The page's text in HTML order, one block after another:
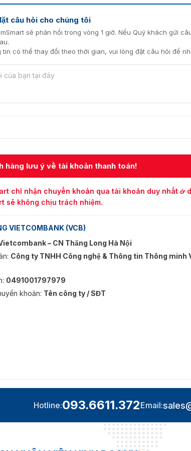
câu hỏi cho chúng tôi
sẽ phản hồi trong vòng 1 giờ. Nếu Quý khách gửi
tin có thể thay đổi theo thời gian, vui lòng đặt câu hỏi để
hàng lưu ý về tài khoản thanh toán!
chỉ nhận chuyển khoản qua tài khoản duy nhất
sẽ không chịu trách nhiệm.
VIETCOMBANK (VCB)
– CN Thăng Long Hà Nội
Công ty TNHH Công nghệ & Thông tin Thông minh
0491001797979
khoản: Tên công ty / SĐT
Hotline:093.6611.372Email: